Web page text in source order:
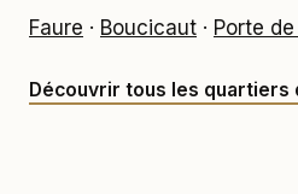
Faure · Boucicaut · Porte
Découvrir tous les quartiers